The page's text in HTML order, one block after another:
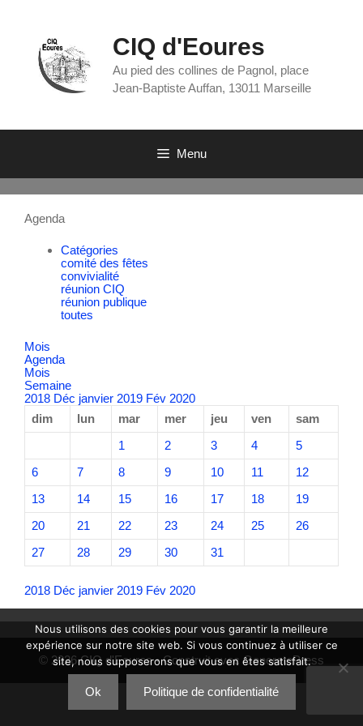
CIQ d'Eoures
Au pied des collines de Pagnol, place
Jean-Baptiste Auffan, 13011 Marseille
Menu
Agenda
Catégories
comité des fêtes
convivialité
réunion CIQ
réunion publique
toutes
Mois
Agenda
Mois
Semaine
2018 Déc janvier 2019 Fév 2020
dim
lun mar mer jeu ven
sam
1
2 3 4
5
6
7 8 9 10 11
12
13
14 15 16 17 18
19
20
21 22 23 24 25
26
27
28 29 30 31
2018 Déc janvier 2019 Fév 2020
© 2026 CIQ d'Eoures• Construit avecGeneratePress
Nous utilisons des cookies pour vous garantir la meilleure
expérience sur notre site web. Si vous continuez à utiliser ce
site, nous supposerons que vous en êtes satisfait.
Ok Politique de confidentialité